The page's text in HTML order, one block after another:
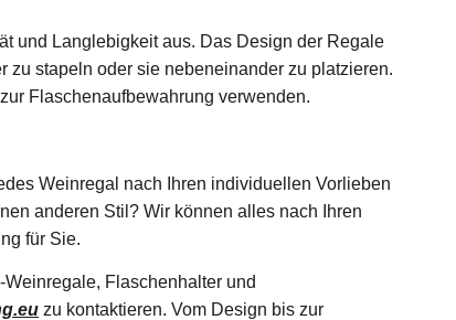
und Langlebigkeit aus. Das Design der Regale
stapeln oder sie nebeneinander zu platzieren.
Flaschenaufbewahrung verwenden.
Weinregal nach Ihren individuellen Vorlieben
anderen Stil? Wir können alles nach Ihren
für Sie.
Flaschenhalter und
zu kontaktieren. Vom Design bis zur